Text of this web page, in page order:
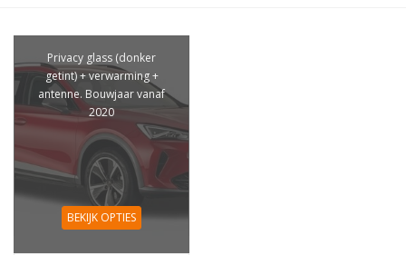
Privacy glass (donker
getint) + verwarming +
antenne. Bouwjaar vanaf
2020
BEKIJK OPTIES